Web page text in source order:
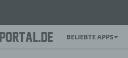
BELIEBTE APPS